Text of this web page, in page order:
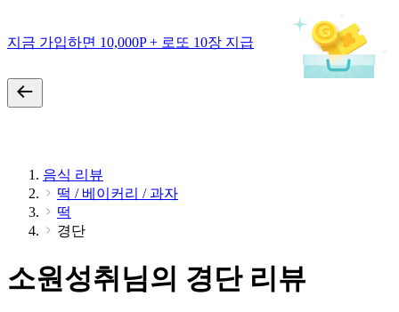
지금 가입하면 10,000P + 로또 10장 지급
음식 리뷰
떡 / 베이커리 / 과자
떡
경단
소원성취님의 경단 리뷰